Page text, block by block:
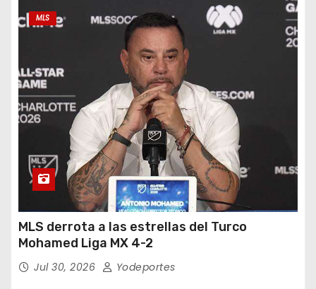
MLS
MLS derrota a las estrellas del Turco
Mohamed Liga MX 4-2
Jul 30, 2026 Yodeportes